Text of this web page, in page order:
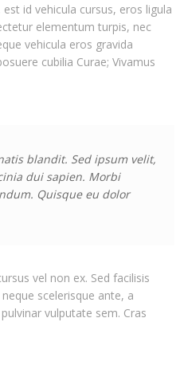
id vehicula cursus, eros ligula
elementum turpis, nec
vehicula eros gravida
cubilia Curae; Vivamus
blandit. Sed ipsum velit,
dui sapien. Morbi
Quisque eu dolor
vel non ex. Sed facilisis
scelerisque ante, a
vulputate sem. Cras